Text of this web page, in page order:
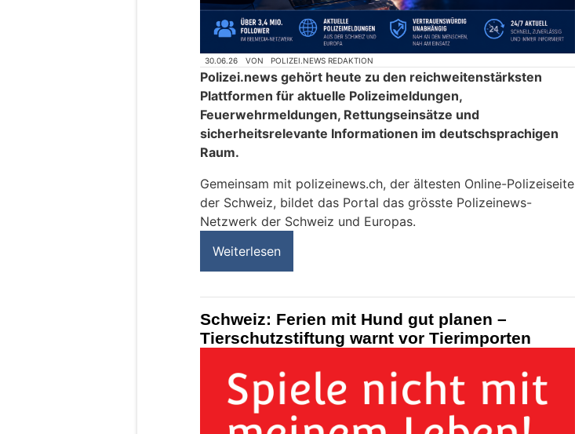
30.06.26 VON POLIZEI.NEWS REDAKTION
Polizei.news gehört heute zu den reichweitenstärksten
Plattformen für aktuelle Polizeimeldungen,
Feuerwehrmeldungen, Rettungseinsätze und
sicherheitsrelevante Informationen im deutschsprachigen
Raum.
Gemeinsam mit polizeinews.ch, der ältesten Online-Polizeiseite
der Schweiz, bildet das Portal das grösste Polizeinews-
Netzwerk der Schweiz und Europas.
Weiterlesen
Schweiz: Ferien mit Hund gut planen –
Tierschutzstiftung warnt vor Tierimporten